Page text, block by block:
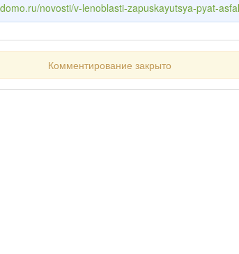
novosti/v-lenoblasti-zapuskayutsya-pyat-
Комментирование закрыто